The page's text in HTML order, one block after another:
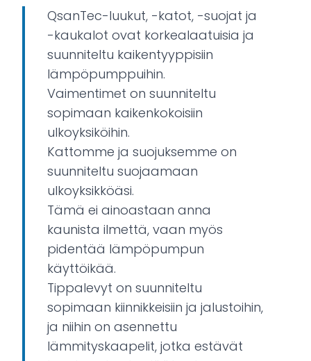
QsanTec-luukut, -katot, -suojat ja
-kaukalot ovat korkealaatuisia ja
suunniteltu kaikentyyppisiin
lämpöpumppuihin.
Vaimentimet on suunniteltu
sopimaan kaikenkokoisiin
ulkoyksiköihin.
Kattomme ja suojuksemme on
suunniteltu suojaamaan
ulkoyksikköäsi.
Tämä ei ainoastaan anna
kaunista ilmettä, vaan myös
pidentää lämpöpumpun
käyttöikää.
Tippalevyt on suunniteltu
sopimaan kiinnikkeisiin ja jalustoihin,
ja niihin on asennettu
lämmityskaapelit, jotka estävät